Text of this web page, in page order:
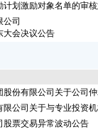
计划激励对象名单的审
公司
大会决议公告
股份有限公司关于公司
限公司关于与专业投资
股票交易异常波动公告